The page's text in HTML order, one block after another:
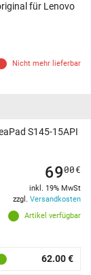
für Lenovo
Nicht mehr lieferbar
S145-15API
Artikel verfügbar
6900€
inkl. 19% MwSt
zzgl. Versandkosten
62.00 €